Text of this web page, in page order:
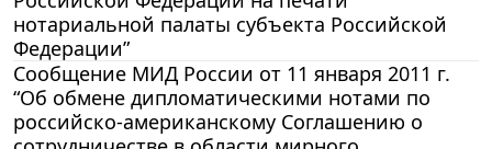
нотариальной палаты субъекта Российской
Федерации”
Сообщение МИД России от 11 января 2011 г.
“Об обмене дипломатическими нотами по
российско-американскому Соглашению о